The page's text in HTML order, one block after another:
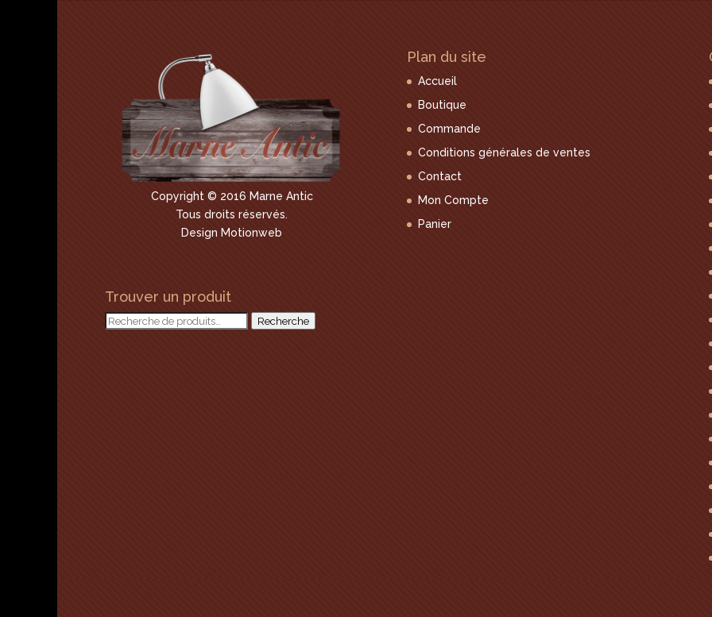
Copyright © 2016 Marne Antic
Tous droits réservés.
Design Motionweb
Trouver un produit
Recherche
Recherche
Plan du site
Accueil
Boutique
Commande
Conditions générales de ventes
Contact
Mon Compte
Panier